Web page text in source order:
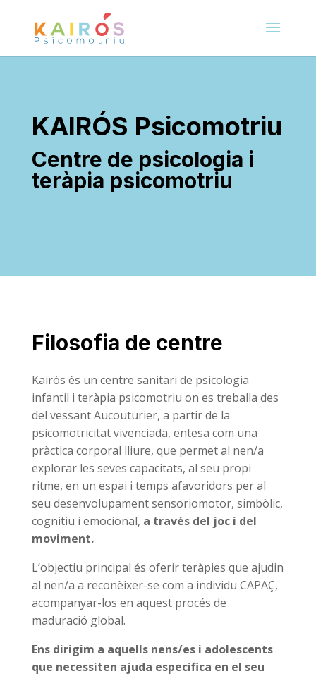
KAIRÓS Psicomotriu
Centre de psicologia i
teràpia psicomotriu
Filosofia de centre
Kairós és un centre sanitari de psicologia
infantil i teràpia psicomotriu on es treballa des
del vessant Aucouturier, a partir de la
psicomotricitat vivenciada, entesa com una
pràctica corporal lliure, que permet al nen/a
explorar les seves capacitats, al seu propi
ritme, en un espai i temps afavoridors per al
seu desenvolupament sensoriomotor, simbòlic,
cognitiu i emocional, a través del joc i del
moviment.
L’objectiu principal és oferir teràpies que ajudin
al nen/a a reconèixer-se com a individu CAPAÇ,
acompanyar-los en aquest procés de
maduració global.
Ens dirigim a aquells nens/es i adolescents
que necessiten ajuda especifica en el seu